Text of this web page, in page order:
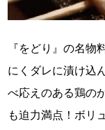
『をどり』の名物
にくダレに漬け込
べ応えのある鶏の
も迫力満点！ボリ